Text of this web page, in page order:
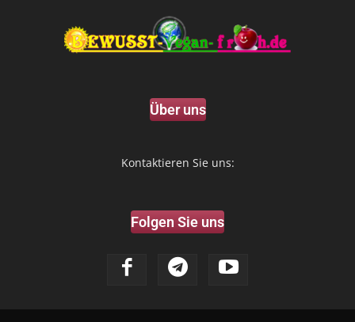
Über uns
Kontaktieren Sie uns:
Folgen Sie uns